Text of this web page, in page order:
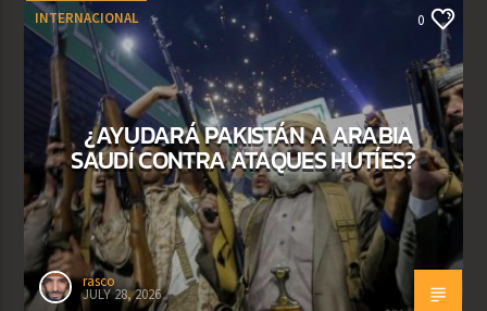
INTERNACIONAL 0
¿AYUDARÁ PAKISTÁN A ARABIA
SAUDÍ CONTRA ATAQUES HUTÍES?
rasco
JULY 28, 2026